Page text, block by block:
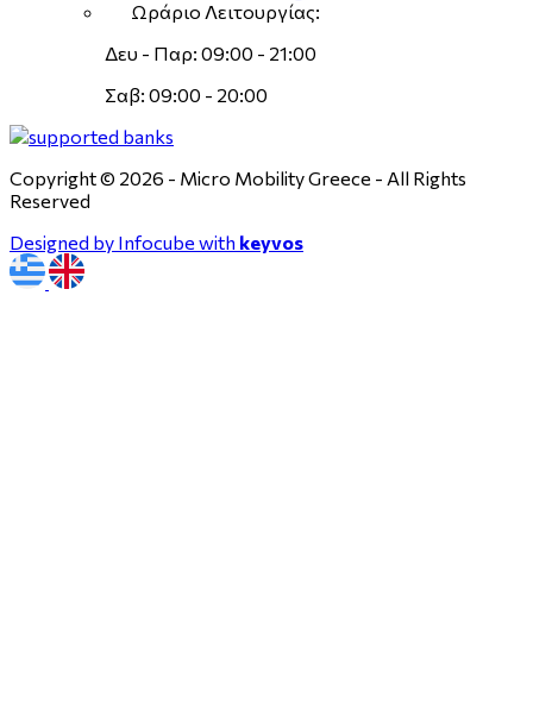
Ωράριο Λειτουργίας:
Δευ - Παρ: 09:00 - 21:00
Σαβ: 09:00 - 20:00
Copyright © 2026 - Micro Mobility Greece - All Rights
Reserved
Designed by Infocube with keyvos